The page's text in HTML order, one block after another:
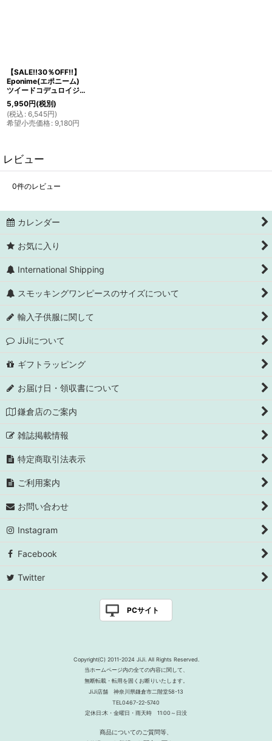
【SALE!!30％OFF!!】
Eponime(エポニーム)
ツイードコデュロイジャンパースカート(グレー)2歳90cm
5,950円(税別)
(税込 : 6,545円)
希望小売価格: 9,180円
レビュー
0件のレビュー
カレンダー
お気に入り
International Shipping
スモッキングワンピースのサイズについて
輸入子供服に関して
JiJiについて
ギフトラッピング
お届け日・領収書について
鎌倉店のご案内
雑誌掲載情報
特定商取引法表示
ご利用案内
お問い合わせ
Instagram
Facebook
Twitter
PCサイト
Copyright(C) 2011-2024 JiJi. All Rights Reserved.
当ホームページ内の全ての内容に関して、
無断転載・転用を固くお断りいたします。
JiJi店舗 神奈川県鎌倉市二階堂58-13
TEL0467-22-5740
定休日:木・金曜日・雨天時 11:00～日没
商品についてのご質問等、